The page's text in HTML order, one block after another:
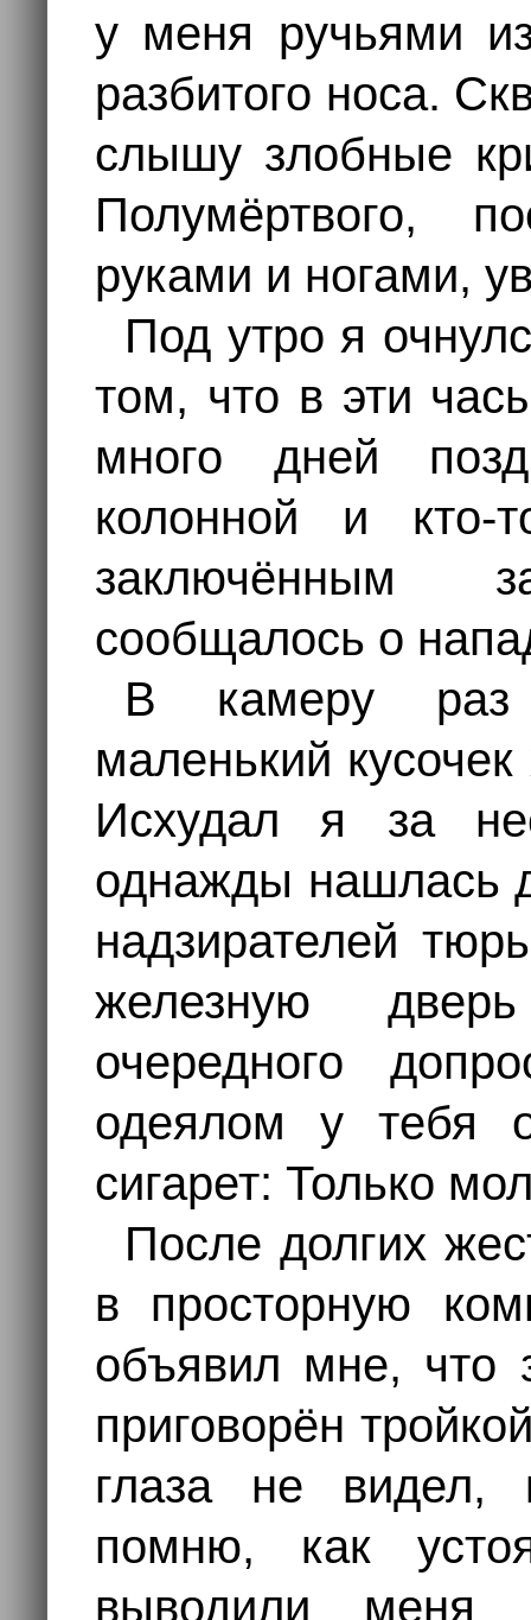
у меня ручьями
разбитого носа.
слышу злобные
Полумёртвого,
руками и ногами,
Под утро я
том, что в эти
много дней
колонной и кто-
заключённым
сообщалось о
В камеру раз
маленький
Исхудал я за
однажды нашлась
надзирателей
железную
очередного
одеялом у тебя
сигарет: Только
После долгих
в просторную
объявил мне, что
приговорён
глаза не видел,
помню, как
выводили меня